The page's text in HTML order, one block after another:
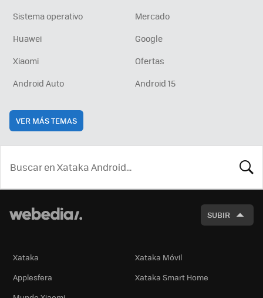
Sistema operativo
Mercado
Huawei
Google
Xiaomi
Ofertas
Android Auto
Android 15
VER MÁS TEMAS
SUBIR
Xataka
Xataka Móvil
Applesfera
Xataka Smart Home